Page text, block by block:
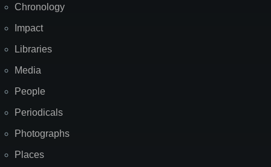
Chronology
Impact
Libraries
Media
People
Periodicals
Photographs
Places